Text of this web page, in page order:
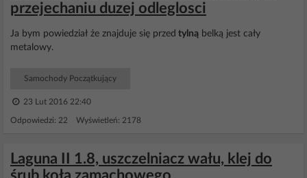
przejechaniu duzej odleglosci
Ja bym powiedział że znajduje się przed tylną belką jest cały
metalowy.
Samochody Początkujący
23 Lut 2016 22:40
Odpowiedzi: 22 Wyświetleń: 2178
Laguna II 1.8, uszczelniacz wału, klej do